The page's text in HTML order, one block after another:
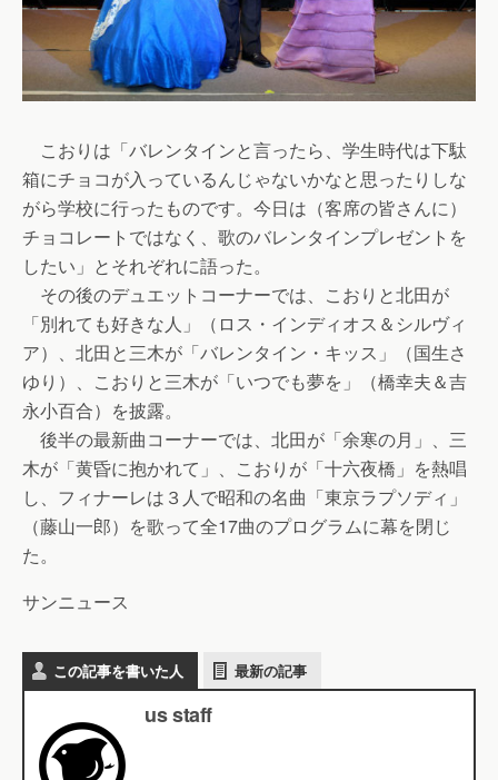
こおりは「バレンタインと言ったら、学生時代は下駄
箱にチョコが入っているんじゃないかなと思ったりしな
がら学校に行ったものです。今日は（客席の皆さんに）
チョコレートではなく、歌のバレンタインプレゼントを
したい」とそれぞれに語った。
その後のデュエットコーナーでは、こおりと北田が
「別れても好きな人」（ロス・インディオス＆シルヴィ
ア）、北田と三木が「バレンタイン・キッス」（国生さ
ゆり）、こおりと三木が「いつでも夢を」（橋幸夫＆吉
永小百合）を披露。
後半の最新曲コーナーでは、北田が「余寒の月」、三
木が「黄昏に抱かれて」、こおりが「十六夜橋」を熱唱
し、フィナーレは３人で昭和の名曲「東京ラプソディ」
（藤山一郎）を歌って全17曲のプログラムに幕を閉じ
た。
サンニュース
この記事を書いた人 最新の記事
us staff